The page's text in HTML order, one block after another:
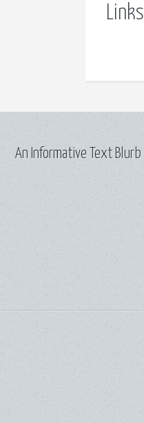
Links
An Informative Text Blurb